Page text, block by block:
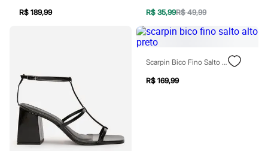
Plus size
Shorts e Saias
Vestidos
Masculino
Em alta
Dia dos Pais
Inverno
Novidades
R$ 189,99 R$ 35,99R$ 49,99
Scarpin Bico Fino Salto Alto Preto
R$ 169,99